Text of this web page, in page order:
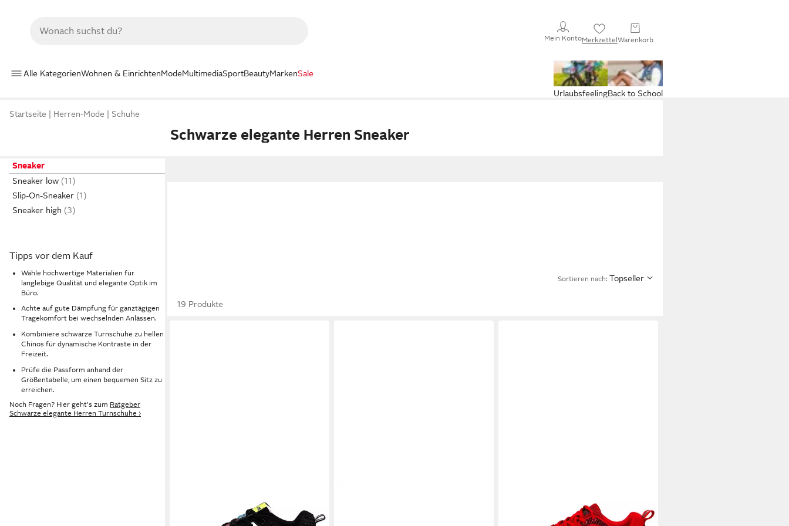
Mein KontoMerkzettelWarenkorb
Alle KategorienWohnen & EinrichtenModeMultimediaSportBeautyMarkenSale
Back to School
Urlaubsfeeling
Startseite Herren-Mode Schuhe
Schwarze elegante Herren Sneaker
Sneaker
Sneaker low
Slip-On-Sneaker
Sneaker high
Tipps vor dem Kauf
Wähle hochwertige Materialien für
langlebige Qualität und elegante Optik im
Büro.
Achte auf gute Dämpfung für ganztägigen
Tragekomfort bei wechselnden Anlässen.
Kombiniere schwarze Turnschuhe zu hellen
Chinos für dynamische Kontraste in der
Freizeit.
Prüfe die Passform anhand der
Größentabelle, um einen bequemen Sitz zu
erreichen.
Noch Fragen? Hier geht's zum Ratgeber
Schwarze elegante Herren Turnschuhe ›
Sortieren nach: Topseller
19 Produkte